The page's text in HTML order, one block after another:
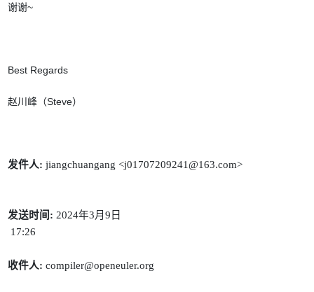
谢谢 ~
Best Regards
赵川峰（Steve）
发件人: jiangchuangang <j01707209241@163.com>
发送时间: 2024年3月 9 日
17:26
收件人: compiler@openeuler.org